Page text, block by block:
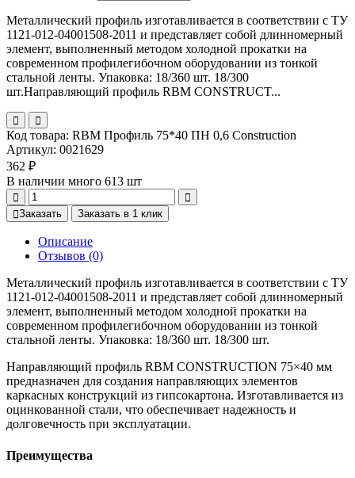
Металлический профиль изготавливается в соответствии с ТУ
1121-012-04001508-2011 и представляет собой длинномерный
элемент, выполненный методом холодной прокатки на
современном профилегибочном оборудовании из тонкой
стальной ленты. Упаковка: 18/360 шт. 18/300
шт.Направляющий профиль RBM CONSTRUCT...
Код товара: RBM Профиль 75*40 ПН 0,6 Сonstruction
Артикул: 0021629
362 ₽
В наличии много 613 шт
Заказать Заказать в 1 клик
Описание
Отзывов (0)
Металлический профиль изготавливается в соответствии с ТУ
1121-012-04001508-2011 и представляет собой длинномерный
элемент, выполненный методом холодной прокатки на
современном профилегибочном оборудовании из тонкой
стальной ленты. Упаковка: 18/360 шт. 18/300 шт.
Направляющий профиль RBM CONSTRUCTION 75×40 мм
предназначен для создания направляющих элементов
каркасных конструкций из гипсокартона. Изготавливается из
оцинкованной стали, что обеспечивает надежность и
долговечность при эксплуатации.
Преимущества